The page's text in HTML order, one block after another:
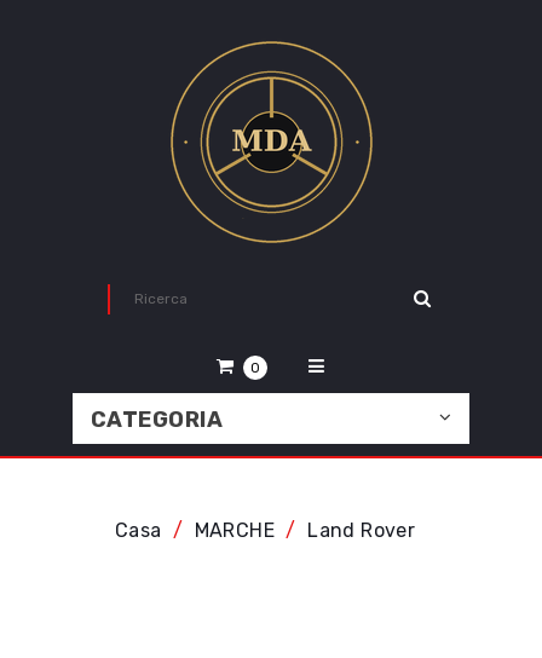
0
CATEGORIA
Casa MARCHE Land Rover